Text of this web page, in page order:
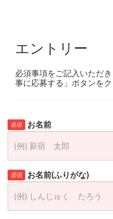
エントリー
必須事項をご記入いただ
事に応募する」ボタンをク
必須 お名前
必須 お名前(ふりがな)